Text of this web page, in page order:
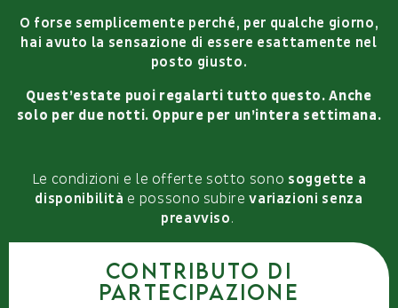
O forse semplicemente perché, per qualche giorno,
hai avuto la sensazione di essere esattamente nel
posto giusto.
Quest’estate puoi regalarti tutto questo. Anche
solo per due notti. Oppure per un’intera settimana.
Le condizioni e le offerte sotto sono soggette a
disponibilità e possono subire variazioni senza
preavviso.
Contributo di
partecipazione